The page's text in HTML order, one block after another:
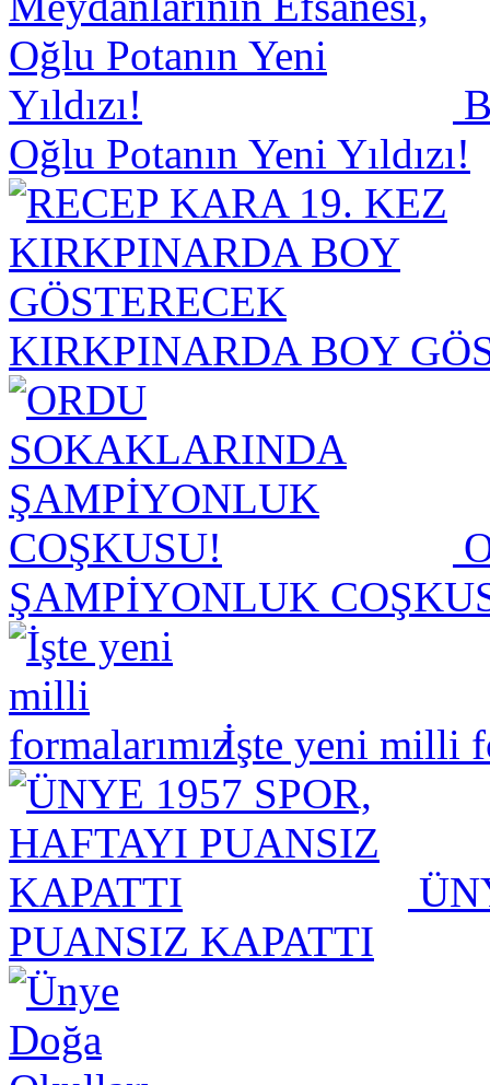
Oğlu Potanın Yeni Yıldızı!
KIRKPINARDA BOY
ŞAMPİYONLUK
İşte yeni milli
PUANSIZ KAPATTI